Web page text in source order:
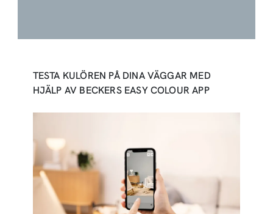
TESTA KULÖREN PÅ DINA VÄGGAR MED
HJÄLP AV BECKERS EASY COLOUR APP